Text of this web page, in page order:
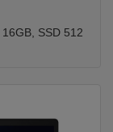
SSD 512